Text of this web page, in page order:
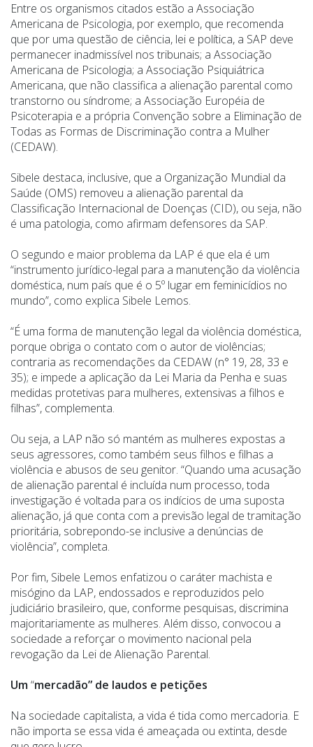
Entre os organismos citados estão a Associação
Americana de Psicologia, por exemplo, que recomenda
que por uma questão de ciência, lei e política, a SAP deve
permanecer inadmissível nos tribunais; a Associação
Americana de Psicologia; a Associação Psiquiátrica
Americana, que não classifica a alienação parental como
transtorno ou síndrome; a Associação Européia de
Psicoterapia e a própria Convenção sobre a Eliminação de
Todas as Formas de Discriminação contra a Mulher
(CEDAW).
Sibele destaca, inclusive, que a Organização Mundial da
Saúde (OMS) removeu a alienação parental da
Classificação Internacional de Doenças (CID), ou seja, não
é uma patologia, como afirmam defensores da SAP.
O segundo e maior problema da LAP é que ela é um
“instrumento jurídico-legal para a manutenção da violência
doméstica, num país que é o 5º lugar em feminicídios no
mundo”, como explica Sibele Lemos.
“É uma forma de manutenção legal da violência doméstica,
porque obriga o contato com o autor de violências;
contraria as recomendações da CEDAW (n° 19, 28, 33 e
35); e impede a aplicação da Lei Maria da Penha e suas
medidas protetivas para mulheres, extensivas a filhos e
filhas”, complementa.
Ou seja, a LAP não só mantém as mulheres expostas a
seus agressores, como também seus filhos e filhas a
violência e abusos de seu genitor. “Quando uma acusação
de alienação parental é incluída num processo, toda
investigação é voltada para os indícios de uma suposta
alienação, já que conta com a previsão legal de tramitação
prioritária, sobrepondo-se inclusive a denúncias de
violência”, completa.
Por fim, Sibele Lemos enfatizou o caráter machista e
misógino da LAP, endossados e reproduzidos pelo
judiciário brasileiro, que, conforme pesquisas, discrimina
majoritariamente as mulheres. Além disso, convocou a
sociedade a reforçar o movimento nacional pela
revogação da Lei de Alienação Parental.
Um“mercadão” de laudos e petições
Na sociedade capitalista, a vida é tida como mercadoria. E
não importa se essa vida é ameaçada ou extinta, desde